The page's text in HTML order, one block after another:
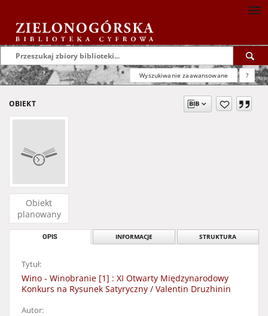
Wyszukiwanie zaawansowane ?
OBIEKT
Obiekt
planowany
OPIS INFORMACJE STRUKTURA
Tytuł:
Wino - Winobranie [1] : XI Otwarty Międzynarodowy
Konkurs na Rysunek Satyryczny / Valentin Druzhinin
Autor: